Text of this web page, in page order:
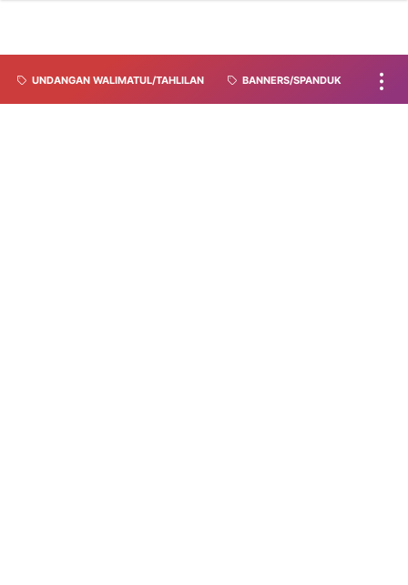
UNDANGAN WALIMATUL/TAHLILAN BANNERS/SPANDUK